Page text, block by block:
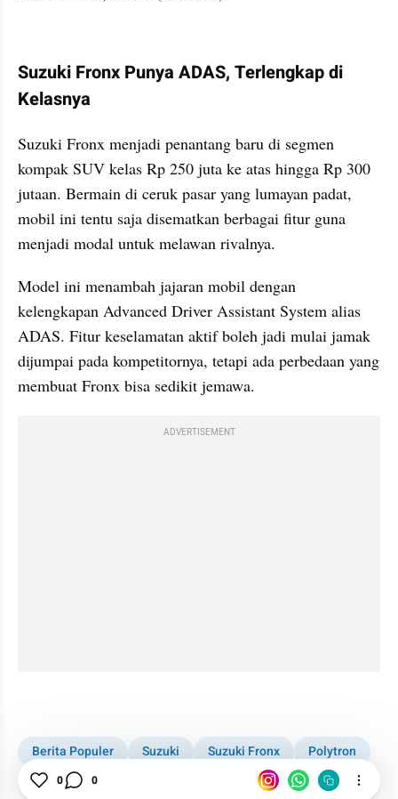
Suzuki Fronx Punya ADAS, Terlengkap di
Kelasnya
Suzuki Fronx menjadi penantang baru di segmen
kompak SUV kelas Rp 250 juta ke atas hingga Rp 300
jutaan. Bermain di ceruk pasar yang lumayan padat,
mobil ini tentu saja disematkan berbagai fitur guna
menjadi modal untuk melawan rivalnya.
Model ini menambah jajaran mobil dengan
kelengkapan Advanced Driver Assistant System alias
ADAS. Fitur keselamatan aktif boleh jadi mulai jamak
dijumpai pada kompetitornya, tetapi ada perbedaan yang
membuat Fronx bisa sedikit jemawa.
ADVERTISEMENT
Berita Populer Suzuki Suzuki Fronx
Polytron
New Energy Vehicle
0 0